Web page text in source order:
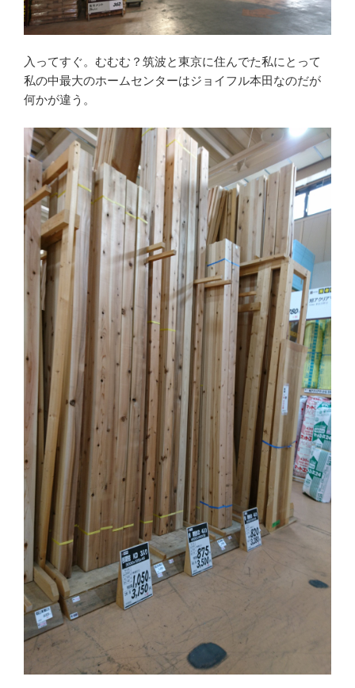
入ってすぐ。むむむ？筑波と東京に住んでた私にとって
私の中最大のホームセンターはジョイフル本田なのだが
何かが違う。